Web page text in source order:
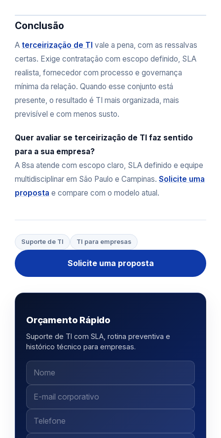
Conclusão
A terceirização de TI vale a pena, com as ressalvas
certas. Exige contratação com escopo definido, SLA
realista, fornecedor com processo e governança
mínima da relação. Quando esse conjunto está
presente, o resultado é TI mais organizada, mais
previsível e com menos susto.
Quer avaliar se terceirização de TI faz sentido
para a sua empresa?
A 8sa atende com escopo claro, SLA definido e equipe
multidisciplinar em São Paulo e Campinas. Solicite uma
proposta e compare com o modelo atual.
Suporte de TI TI para empresas
Solicite uma proposta
Orçamento Rápido
Suporte de TI com SLA, rotina preventiva e
histórico técnico para empresas.